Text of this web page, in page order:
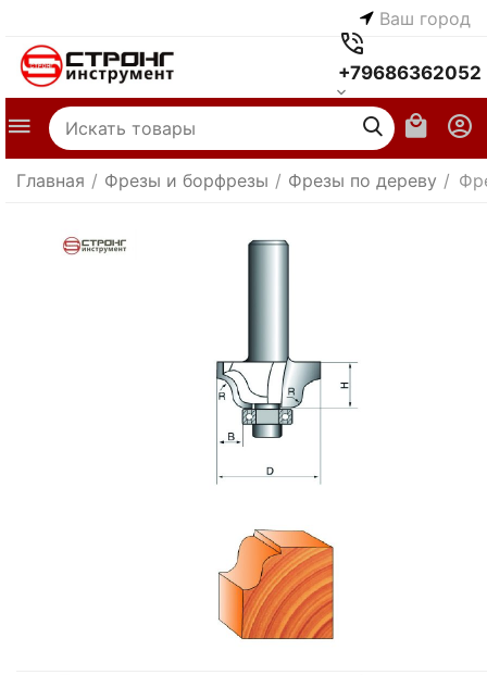
Ваш город
+79686362052
Главная / Фрезы и борфрезы / Фрезы по дереву /